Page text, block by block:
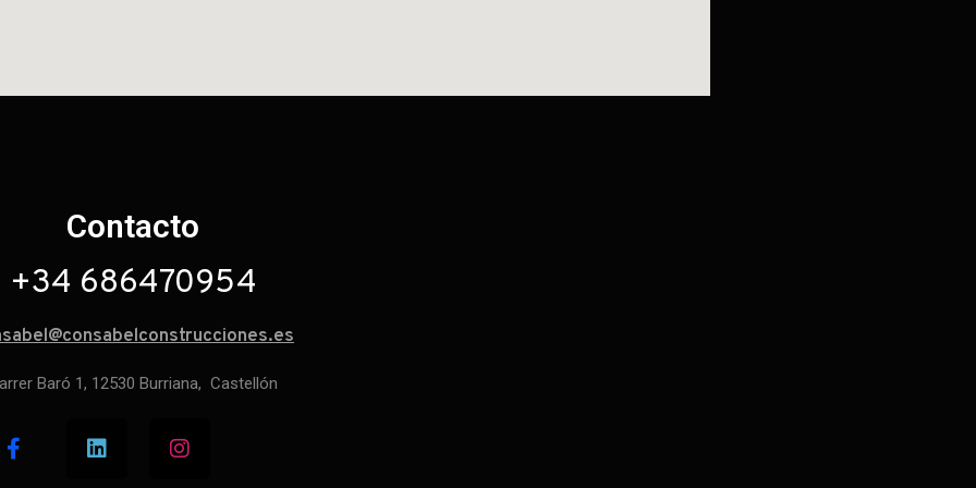
Contacto
+34 686470954
Baró 1, 12530 Burriana, Castellón